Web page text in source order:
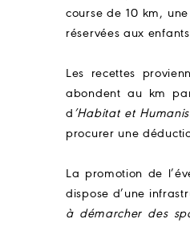
course de 10 km,
réservées aux
Les recettes
abondent au km
d ’Habitat et
procurer une
La promotion de
dispose d’une
à démarcher des